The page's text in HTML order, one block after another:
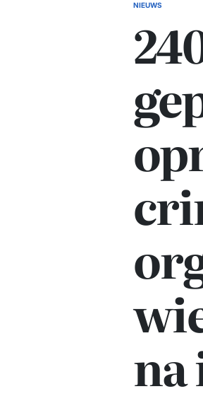
GEPLAATST
NIEUWS
na